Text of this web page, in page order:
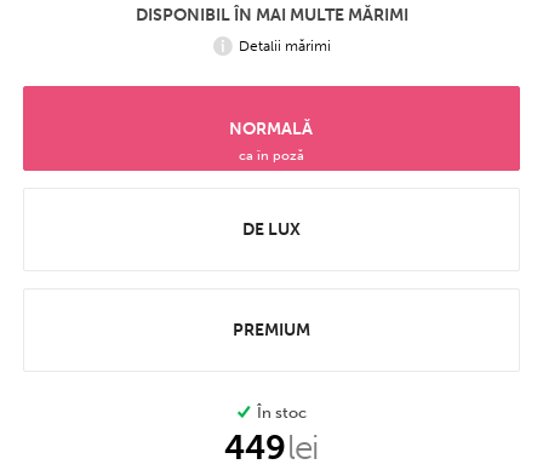
DISPONIBIL ÎN MAI MULTE MĂRIMI
Detalii mărimi
NORMALĂ
ca în poză
DE LUX
PREMIUM
În stoc
449lei